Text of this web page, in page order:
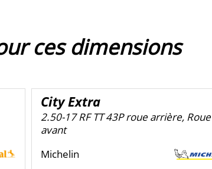
ces dimensions
City Extra
2.50-17 RF TT 43P roue arrière, Roue
avant
Michelin